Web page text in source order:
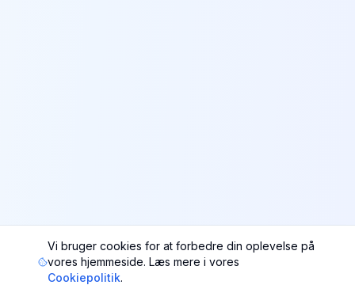
Vi bruger cookies for at forbedre din oplevelse på
vores hjemmeside. Læs mere i vores
Cookiepolitik.